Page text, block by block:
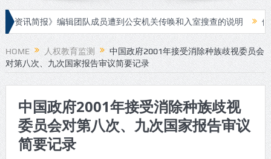
讯简报》编辑团队成员遭到公安机关传唤和入室搜查的说明 伊斯
行庭审
HOME 人权教育监测
中国政府2001年接受消除种族歧视委员会
对第八次、九次国家报告审议简要记录
中国政府2001年接受消除种族歧视
委员会对第八次、九次国家报告审议
简要记录